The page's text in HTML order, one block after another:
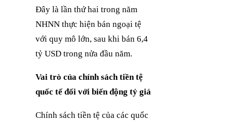
Đây là lần thứ hai trong năm
NHNN thực hiện bán ngoại tệ
với quy mô lớn, sau khi bán 6,4
tỷ USD trong nửa đầu năm.
Vai trò của chính sách tiền tệ
quốc tế đối với biến động tỷ giá
Chính sách tiền tệ của các quốc